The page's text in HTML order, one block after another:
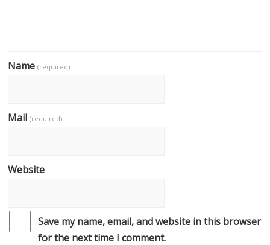
Name(required)
Mail(required)
Website
Save my name, email, and website in this browser
for the next time I comment.